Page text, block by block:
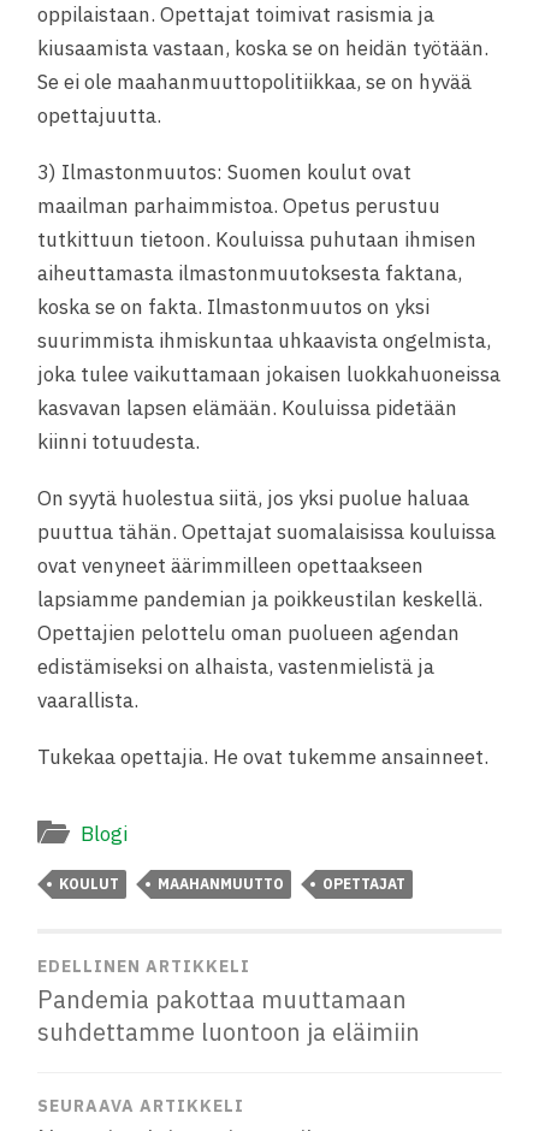
oppilaistaan. Opettajat toimivat rasismia ja
kiusaamista vastaan, koska se on heidän työtään.
Se ei ole maahanmuuttopolitiikkaa, se on hyvää
opettajuutta.
3) Ilmastonmuutos: Suomen koulut ovat
maailman parhaimmistoa. Opetus perustuu
tutkittuun tietoon. Kouluissa puhutaan ihmisen
aiheuttamasta ilmastonmuutoksesta faktana,
koska se on fakta. Ilmastonmuutos on yksi
suurimmista ihmiskuntaa uhkaavista ongelmista,
joka tulee vaikuttamaan jokaisen luokkahuoneissa
kasvavan lapsen elämään. Kouluissa pidetään
kiinni totuudesta.
On syytä huolestua siitä, jos yksi puolue haluaa
puuttua tähän. Opettajat suomalaisissa kouluissa
ovat venyneet äärimmilleen opettaakseen
lapsiamme pandemian ja poikkeustilan keskellä.
Opettajien pelottelu oman puolueen agendan
edistämiseksi on alhaista, vastenmielistä ja
vaarallista.
Tukekaa opettajia. He ovat tukemme ansainneet.
Blogi
KOULUT MAAHANMUUTTO OPETTAJAT
EDELLINEN ARTIKKELI
Pandemia pakottaa muuttamaan
suhdettamme luontoon ja eläimiin
SEURAAVA ARTIKKELI